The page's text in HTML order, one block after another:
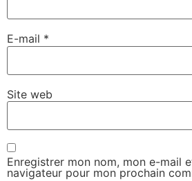
E-mail *
Site web
Enregistrer mon nom, mon e-mail
navigateur pour mon prochain